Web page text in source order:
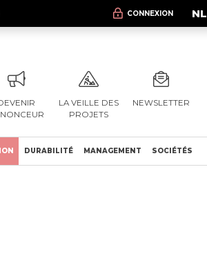
CONNEXION NL
LA VEILLE DES
PROJETS
NEWSLETTER
DURABILITÉ MANAGEMENT SOCIÉTÉS